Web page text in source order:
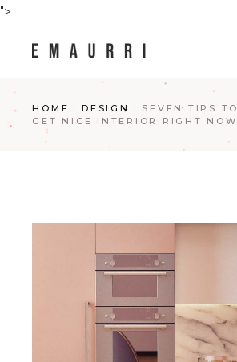
">
HOME DESIGN
SEVEN TIPS
GET NICE INTERIOR RIGHT NOW